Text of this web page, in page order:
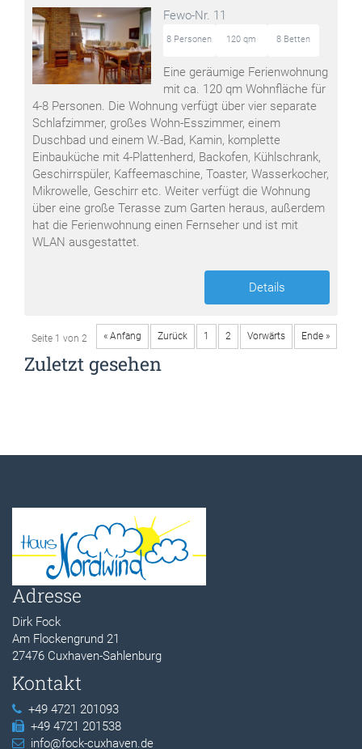
Fewo-Nr. 11
8 Personen 120 qm 8 Betten
Eine geräumige Ferienwohnung
mit ca. 120 qm Wohnfläche für
4-8 Personen. Die Wohnung verfügt über vier separate
Schlafzimmer, großes Wohn-Esszimmer, einem
Duschbad und einem W.-Bad, Kamin, komplette
Einbauküche mit 4-Plattenherd, Backofen, Kühlschrank,
Geschirrspüler, Kaffeemaschine, Toaster, Wasserkocher,
Mikrowelle, Geschirr etc. Weiter verfügt die Wohnung
über eine große Terasse zum Garten heraus, außerdem
hat die Ferienwohnung einen Fernseher und ist mit
WLAN ausgestattet.
Details
Seite 1 von 2 « Anfang Zurück 1 2 Vorwärts Ende »
Zuletzt gesehen
Adresse
Dirk Fock
Am Flockengrund 21
27476 Cuxhaven-Sahlenburg
Kontakt
+49 4721 201093
+49 4721 201538
info@fock-cuxhaven.de